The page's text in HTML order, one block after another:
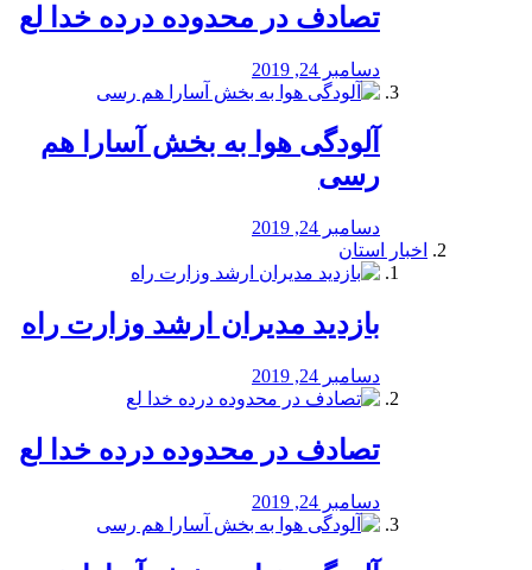
تصادف در محدوده درده خدا لع
دسامبر 24, 2019
آلودگی هوا به بخش آسارا هم
رسی
دسامبر 24, 2019
اخبار استان
بازدید مدیران ارشد وزارت راه
دسامبر 24, 2019
تصادف در محدوده درده خدا لع
دسامبر 24, 2019